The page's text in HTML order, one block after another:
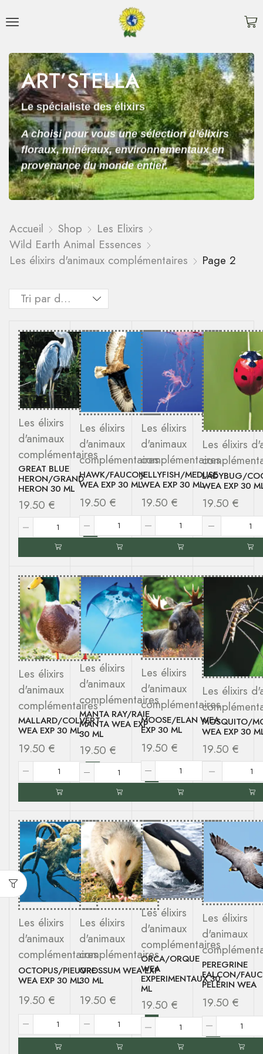
ART’STELLA
Le spécialiste des élixirs
A choisi pour vous une sélection d’élixirs
floraux, minéraux, environnementaux en
provenance du monde entier.
Accueil Shop
Les Elixirs
Wild Earth Animal Essences
Les élixirs d'animaux complémentaires
Page 2
Les élixirs
d'animaux
complémentaires
GREAT BLUE
HERON/GRAND
HERON 30 ML
19.50 €
Les élixirs
d'animaux
complémentaires
HAWK/FAUCON
WEA EXP 30 ML
19.50€
Les élixirs
d'animaux
complémentaires
JELLYFISH/MEDUSE
WEA EXP 30 ML
19.50 €
Les élixirs
LADYBUG/
WEA EXP 30
19.50 €
Les élixirs
d'animaux
complémentaires
MALLARD/COLVERT
WEA EXP 30 ML
19.50 €
Les élixirs
d'animaux
complémentaires
MANTA RAY/RAIE
MANTA WEA EXP
30 ML
19.50€
Les élixirs
d'animaux
complémentaires
MOOSE/ELAN WEA
EXP 30 ML
19.50 €
Les élixirs
MOSQUITO/
WEA EXP 30
19.50 €
Les élixirs
d'animaux
complémentaires
OCTOPUS/PIEUVRE
WEA EXP 30 ML
19.50 €
Les élixirs
d'animaux
complémentaires
OPOSSUM WEA EXP
30 ML
19.50€
Les élixirs
d'animaux
complémentaires
ORCA/ORQUE
WEA
EXPERIMENTAUX 30
ML
19.50 €
Les élixirs
d'animaux
PEREGRINE
FALCON/
PELERIN WEA
19.50 €